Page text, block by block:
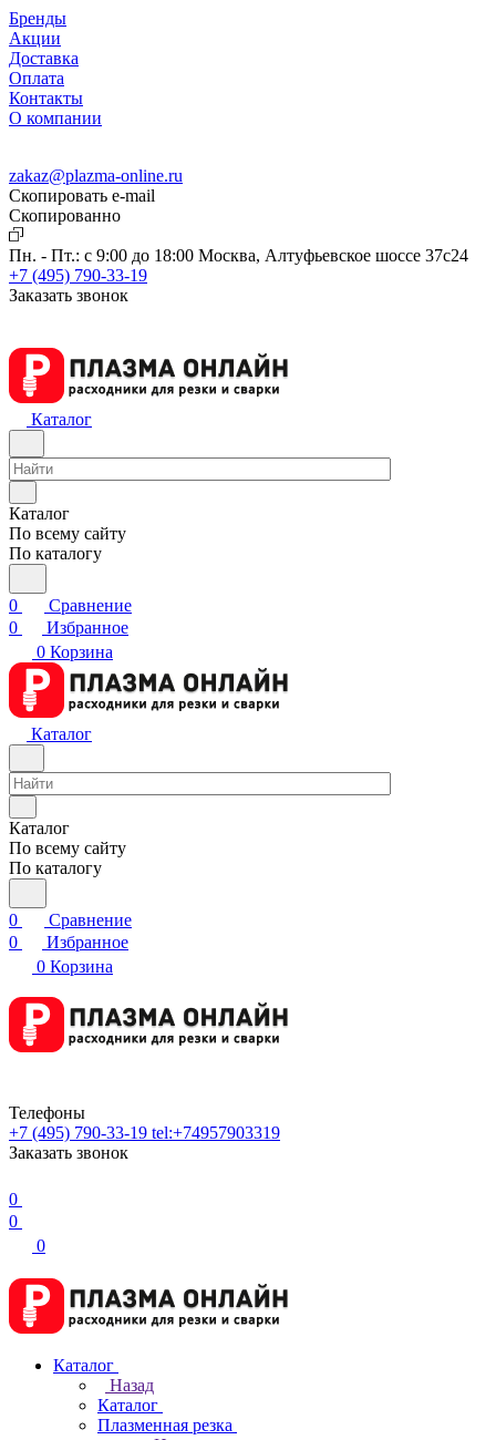
Бренды
Акции
Доставка
Оплата
Контакты
О компании
zakaz@plazma-online.ru
Скопировать e-mail
Cкопированно
Пн. - Пт.: с 9:00 до 18:00 Москва, Алтуфьевское шоссе 37с24
+7 (495) 790-33-19
Заказать звонок
Каталог
Каталог
По всему сайту
По каталогу
0
Сравнение
0
Избранное
0 Корзина
Каталог
Каталог
По всему сайту
По каталогу
0
Сравнение
0
Избранное
0 Корзина
Телефоны
+7 (495) 790-33-19 tel:+74957903319
Заказать звонок
0
0
0
Каталог
Назад
Каталог
Плазменная резка